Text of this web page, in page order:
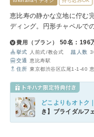
恵比寿の静かな立地に佇む
ディング。円形チャペルで
せます。
費用（プラン） 50名：196
挙式 人前式 教会式 人数
交通
恵比寿駅
住所 東京都渋谷区広尾1-1-40
どこよりもオトク｜
き】ブライダルフ